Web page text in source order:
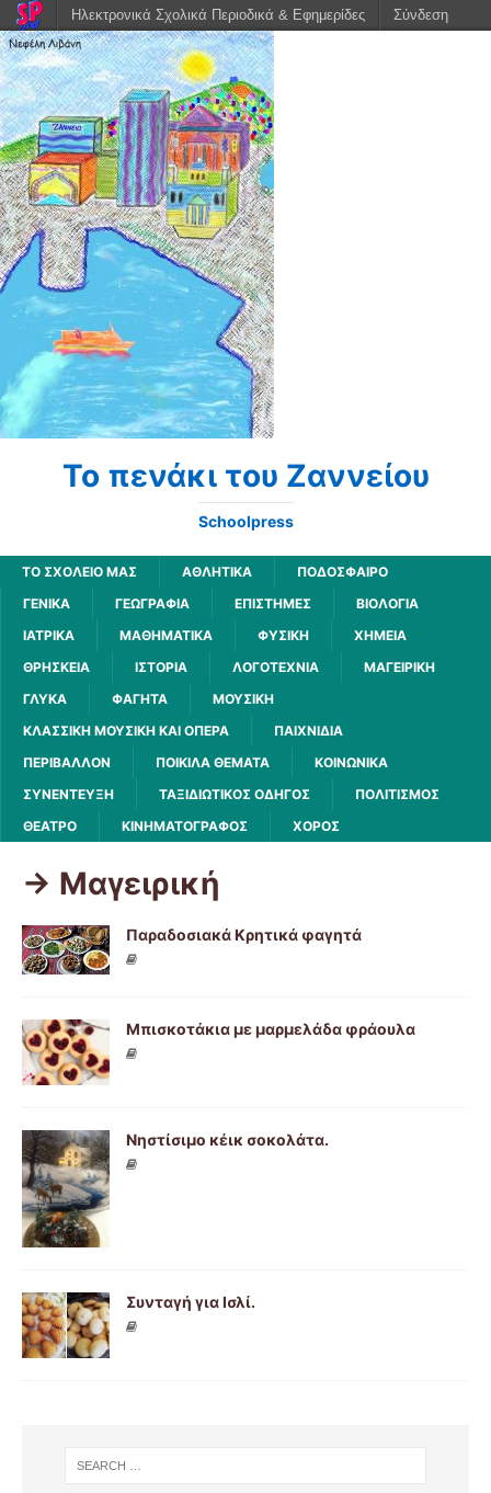
Το πενάκι του Ζαννείου
Schoolpress
ΤΟ ΣΧΟΛΕΙΟ ΜΑΣ ΑΘΛΗΤΙΚΆ
ΠΟΔΌΣΦΑΙΡΟ
ΓΕΝΙΚΆ
ΓΕΩΓΡΑΦΊΑ ΕΠΙΣΤΉΜΕΣ
ΒΙΟΛΟΓΊΑ
ΙΑΤΡΙΚΆ
ΜΑΘΗΜΑΤΙΚΆ ΦΥΣΙΚΉ
ΧΗΜΕΊΑ
ΘΡΗΣΚΕΊΑ
ΙΣΤΟΡΊΑ ΛΟΓΟΤΕΧΝΊΑ
ΜΑΓΕΙΡΙΚΉ
ΓΛΥΚΆ
ΦΑΓΗΤΆ
ΜΟΥΣΙΚΉ
ΚΛΑΣΣΙΚΉ ΜΟΥΣΙΚΉ ΚΑΙ ΌΠΕΡΑ
ΠΑΙΧΝΊΔΙΑ
ΠΕΡΙΒΆΛΛΟΝ
ΠΟΙΚΊΛΑ ΘΈΜΑΤΑ
ΚΟΙΝΩΝΙΚΆ
ΣΥΝΈΝΤΕΥΞΗ
ΤΑΞΙΔΙΩΤΙΚΌΣ ΟΔΗΓΌΣ
ΠΟΛΙΤΙΣΜΌΣ
ΘΈΑΤΡΟ
ΚΙΝΗΜΑΤΟΓΡΆΦΟΣ ΧΟΡΌΣ
-> Μαγειρική
Παραδοσιακά Κρητικά φαγητά
Μπισκοτάκια με μαρμελάδα φράουλα
Νηστίσιμο κέικ σοκολάτα.
Συνταγή για Ισλί.
Ηλεκτρονικά Σχολικά Περιοδικά & Εφημερίδες Σύνδεση